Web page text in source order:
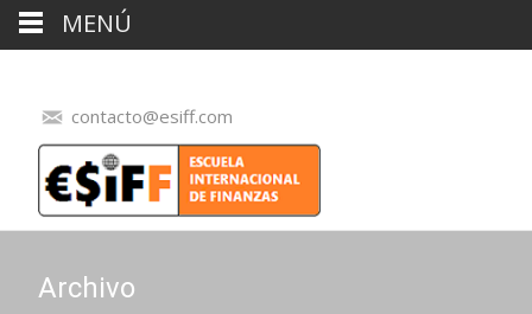
contacto@esiff.com
Archivo
MENÚ